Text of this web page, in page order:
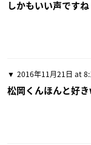
しかもいい声ですね
2016年11月21日 at
松岡くんほんと好